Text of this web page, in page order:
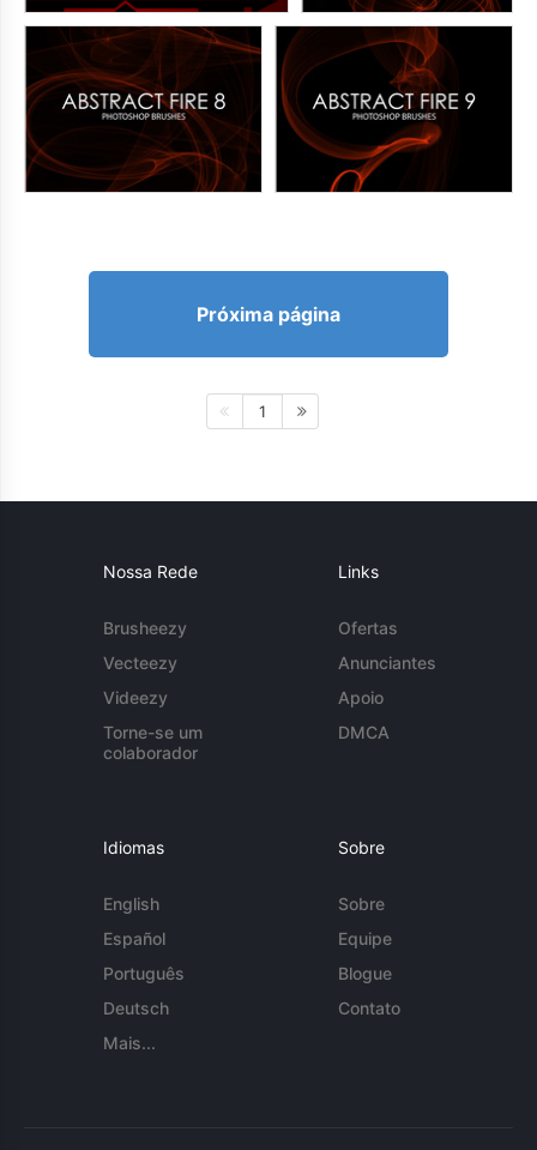
Próxima página
1
Nossa Rede
Brusheezy
Vecteezy
Videezy
Torne-se um
colaborador
Links
Ofertas
Anunciantes
Apoio
DMCA
Idiomas
English
Español
Português
Deutsch
Mais...
Sobre
Sobre
Equipe
Blogue
Contato